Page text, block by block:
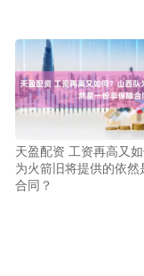
天盈配资 工资再高又
为火箭旧将提供的依
合同？